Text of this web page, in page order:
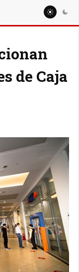
de Caja